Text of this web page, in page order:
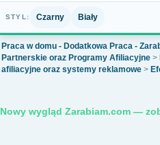
STYL: Czarny Biały
Praca w domu - Dodatkowa Praca -
Partnerskie oraz Programy Afiliacyjne >
afiliacyjne oraz systemy reklamowe >
Nowy wygląd Zarabiam.com —